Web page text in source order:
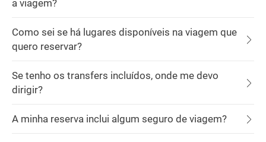
a viagem?
Como sei se há lugares disponíveis na viagem que
quero reservar?
Se tenho os transfers incluídos, onde me devo
dirigir?
A minha reserva inclui algum seguro de viagem?